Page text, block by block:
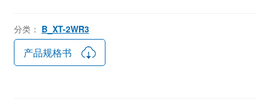
分类： B_XT-2WR3
产品规格书